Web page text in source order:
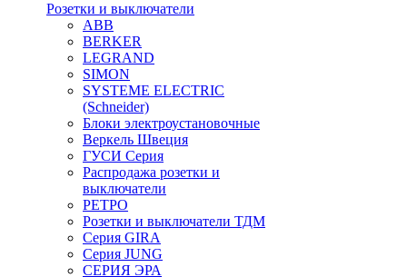
Розетки и выключатели
ABB
BERKER
LEGRAND
SIMON
SYSTEME ELECTRIC
(Schneider)
Блоки электроустановочные
Веркель Швеция
ГУСИ Серия
Распродажа розетки и
выключатели
РЕТРО
Розетки и выключатели ТДМ
Серия GIRA
Серия JUNG
СЕРИЯ ЭРА